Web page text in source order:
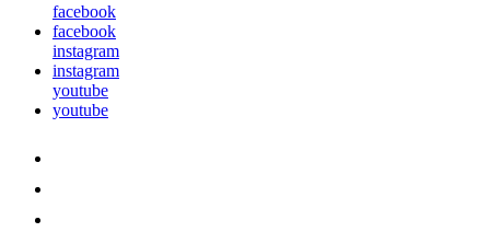
facebook
facebook
instagram
instagram
youtube
youtube